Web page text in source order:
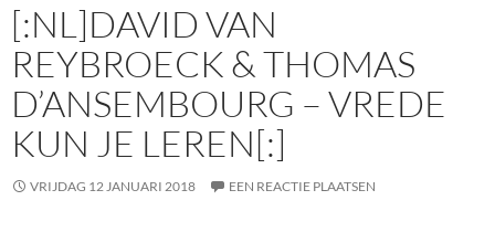
[:NL]DAVID VAN
REYBROECK & THOMAS
D’ANSEMBOURG – VREDE
KUN JE LEREN[:]
VRIJDAG 12 JANUARI 2018 EEN REACTIE PLAATSEN